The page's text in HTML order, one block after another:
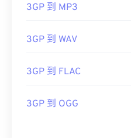
3GP 到 MP3
3GP 到 WAV
3GP 到 FLAC
3GP 到 OGG